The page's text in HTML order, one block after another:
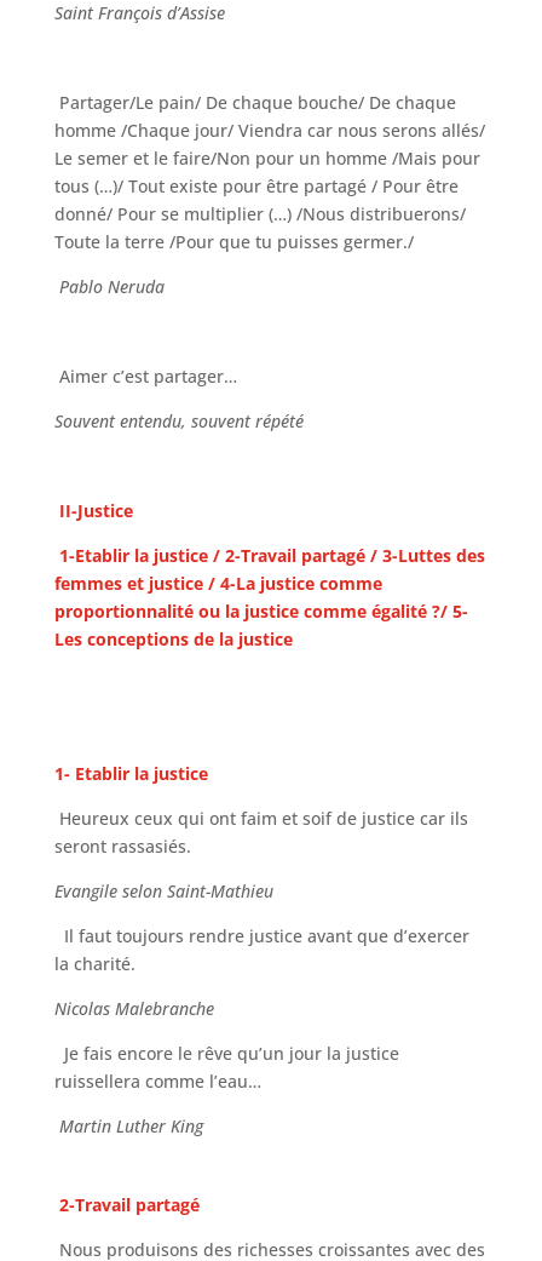
Saint François d’Assise
Partager/Le pain/ De chaque bouche/ De chaque
homme /Chaque jour/ Viendra car nous serons allés/
Le semer et le faire/Non pour un homme /Mais pour
tous (…)/ Tout existe pour être partagé / Pour être
donné/ Pour se multiplier (…) /Nous distribuerons/
Toute la terre /Pour que tu puisses germer./
Pablo Neruda
Aimer c’est partager…
Souvent entendu, souvent répété
II-Justice
1-Etablir la justice / 2-Travail partagé / 3-Luttes des
femmes et justice / 4-La justice comme
proportionnalité ou la justice comme égalité ?/ 5-
Les conceptions de la justice
1- Etablir la justice
Heureux ceux qui ont faim et soif de justice car ils
seront rassasiés.
Evangile selon Saint-Mathieu
Il faut toujours rendre justice avant que d’exercer
la charité.
Nicolas Malebranche
Je fais encore le rêve qu’un jour la justice
ruissellera comme l’eau…
Martin Luther King
2-Travail partagé
Nous produisons des richesses croissantes avec des